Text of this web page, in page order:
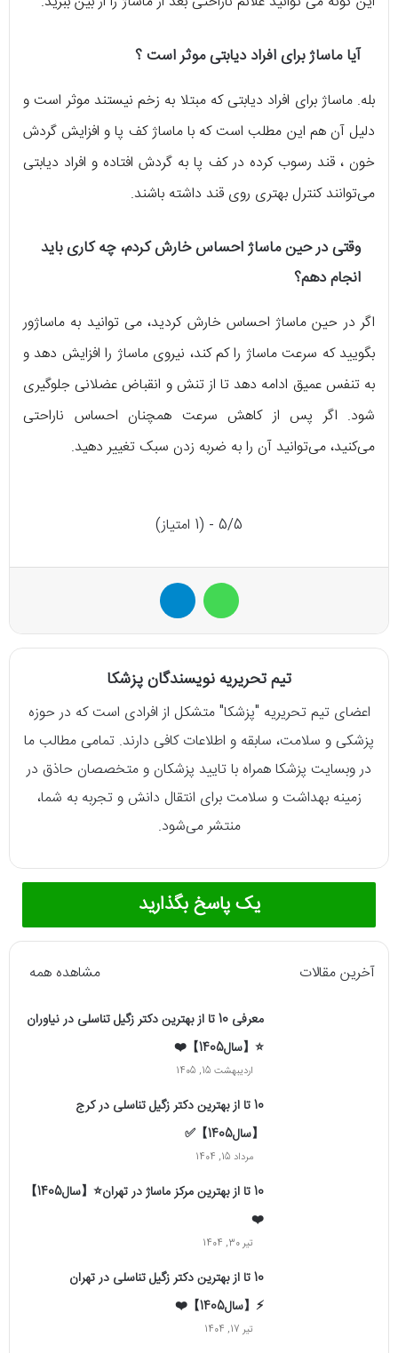
آیا ماساژ برای افراد دیابتی موثر است ؟
بله. ماساژ برای افراد دیابتی که مبتلا به زخم نیستند موثر است و
دلیل آن هم این مطلب است که با ماساژ کف پا و افزایش گردش
خون ، قند رسوب کرده در کف پا به گردش افتاده و افراد دیابتی
می‌توانند کنترل بهتری روی قند داشته باشند.
وقتی در حین ماساژ احساس خارش کردم، چه کاری باید
انجام دهم؟
اگر در حین ماساژ احساس خارش کردید، می توانید به ماساژور
بگویید که سرعت ماساژ را کم کند، نیروی ماساژ را افزایش دهد و
به تنفس عمیق ادامه دهد تا از تنش و انقباض عضلانی جلوگیری
شود. اگر پس از کاهش سرعت همچنان احساس ناراحتی
می‌کنید، می‌توانید آن را به ضربه زدن سبک تغییر دهید.
5/5 - (1 امتیاز)
واتس آپ
تیم تحریریه نویسندگان پزشکا
اعضای تیم تحریریه "پزشکا" متشکل از افرادی است که در حوزه
پزشکی و سلامت، سابقه و اطلاعات کافی دارند. تمامی مطالب ما
در وبسایت پزشکا همراه با تایید پزشکان و متخصصان حاذق در
زمینه بهداشت و سلامت برای انتقال دانش و تجربه به شما،
منتشر می‌شود.
یک پاسخ بگذارید
آخرین مقالات مشاهده همه
معرفی 10 تا از بهترین دکتر زگیل تناسلی در نیاوران
⭐【سال1405】❤️
اردیبهشت 15, 1405
10 تا از بهترین دکتر زگیل تناسلی در کرج
【سال1405】✅
مرداد 15, 1404
10 تا از بهترین مرکز ماساژ در تهران⭐【سال1405】
❤️
تیر 30, 1404
10 تا از بهترین دکتر زگیل تناسلی در تهران
⚡【سال1405】❤️
تیر 17, 1404